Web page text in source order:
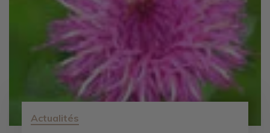
Actualités